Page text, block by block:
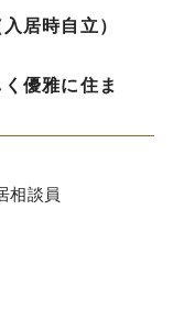
居時自立）
優雅に住ま
談員